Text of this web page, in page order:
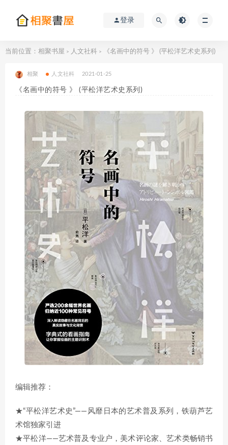
登录
当前位置： 相聚书屋 > 人文社科 > 《名画中的符号 》 (平松洋艺术史系列)
相聚 人文社科 2021-01-25
《名画中的符号 》 (平松洋艺术史系列)
编辑推荐：
★“平松洋艺术史”——风靡日本的艺术普及系列，铁葫芦艺
术馆独家引进
★平松洋——艺术普及专业户，美术评论家、艺术类畅销书